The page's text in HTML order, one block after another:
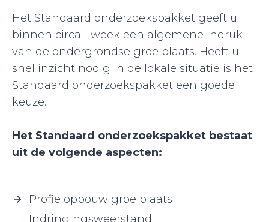
Het Standaard onderzoekspakket geeft u
binnen circa 1 week een algemene indruk
van de ondergrondse groeiplaats. Heeft u
snel inzicht nodig in de lokale situatie is het
Standaard onderzoekspakket een goede
keuze.
Het Standaard onderzoekspakket bestaat
uit de volgende aspecten:
Profielopbouw groeiplaats
Indringingsweerstand